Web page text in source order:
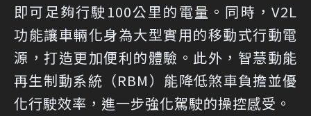
即可足夠行駛100公里的電量。同時，V2L
功能讓車輛化身為大型實用的移動式行動電
源，打造更加便利的體驗。此外，智慧動能
再生制動系統（RBM）能降低煞車負擔並優
化行駛效率，進一步強化駕駛的操控感受。